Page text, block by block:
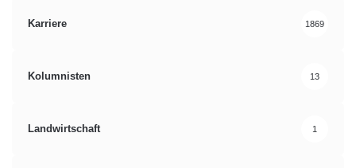
Karriere 1869
Kolumnisten 13
Landwirtschaft 1